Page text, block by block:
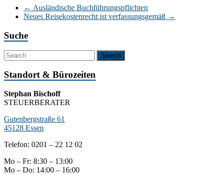
← Ausländische Buchführungspflichten
Neues Reisekostenrecht ist verfassungsgemäß →
Suche
Standort & Bürozeiten
Stephan Bischoff
STEUERBERATER
Gutenbergstraße 61
45128 Essen
Telefon: 0201 – 22 12 02
Mo – Fr: 8:30 – 13:00
Mo – Do: 14:00 – 16:00